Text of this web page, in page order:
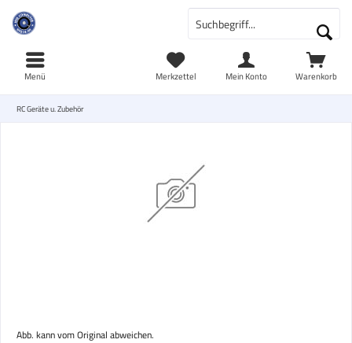
Warenkorb
Merkzettel Mein Konto
Menü
RC Geräte u. Zubehör
Abb. kann vom Original abweichen.